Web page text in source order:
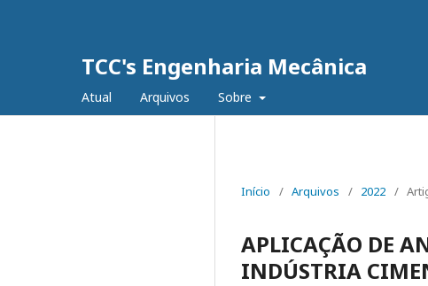
TCC's Engenharia Mecânica
Atual Arquivos Sobre
Início / Arquivos / 2022 /
APLICAÇÃO DE
INDÚSTRIA